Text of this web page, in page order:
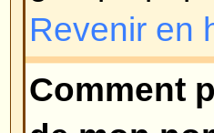
éditer un
temps après
Editerdu